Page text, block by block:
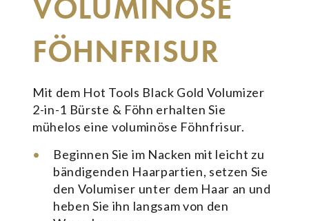
VOLUMINÖSE
FÖHNFRISUR
Mit dem Hot Tools Black Gold Volumizer
2-in-1 Bürste & Föhn erhalten Sie
mühelos eine voluminöse Föhnfrisur.
Beginnen Sie im Nacken mit leicht zu
bändigenden Haarpartien, setzen Sie
den Volumiser unter dem Haar an und
heben Sie ihn langsam von den